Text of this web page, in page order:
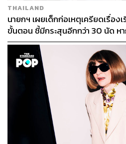
THAILAND
นายกฯ เผยเด็กก่อเหตุเครียดเรื่อง
ขั้นตอน ชี้มีกระสุนอีกกว่า 30 นัด ห
สูญเสียเพิ่ม